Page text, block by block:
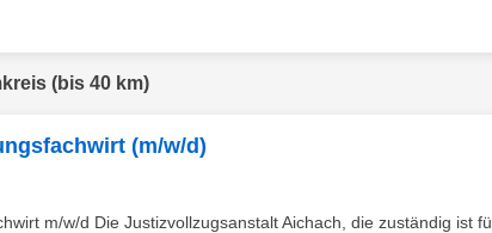
(bis 40 km)
(m/w/d)
m/w/d Die Justizvollzugsanstalt Aichach, die zuständig ist